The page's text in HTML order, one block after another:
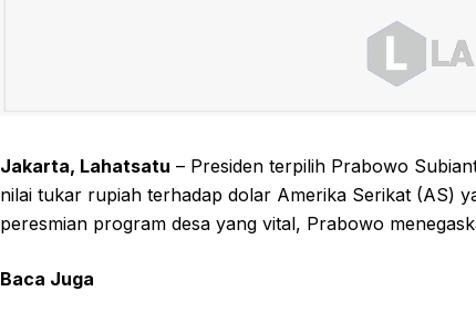
Jakarta, Lahatsatu – Presiden terpilih Prabowo
nilai tukar rupiah terhadap dolar Amerika Serikat (AS)
peresmian program desa yang vital, Prabowo
Baca Juga